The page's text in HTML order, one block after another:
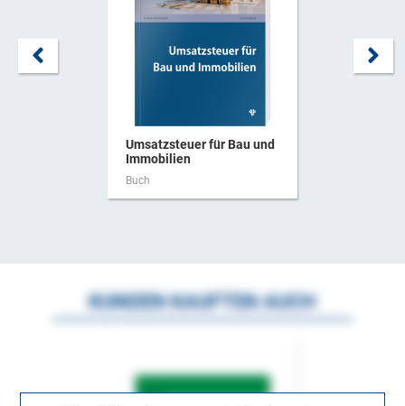
Umsatzsteuer für Bau und
Immobilien
Buch
KUNDEN KAUFTEN AUCH